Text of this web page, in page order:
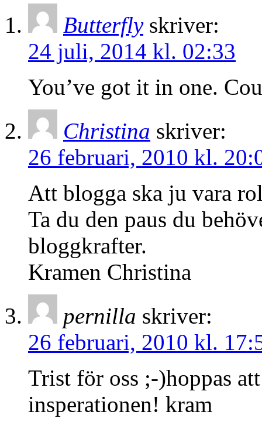
Butterfly skriver:
24 juli, 2014 kl. 02:33
You’ve got it in one.
Christina skriver:
26 februari, 2010 kl.
Att blogga ska ju vara
Ta du den paus du
bloggkrafter.
Kramen Christina
pernilla skriver:
26 februari, 2010 kl.
Trist för oss ;-)hoppas
insperationen! kram